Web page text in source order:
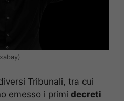
Tribunali, tra cui
emesso i primi decreti